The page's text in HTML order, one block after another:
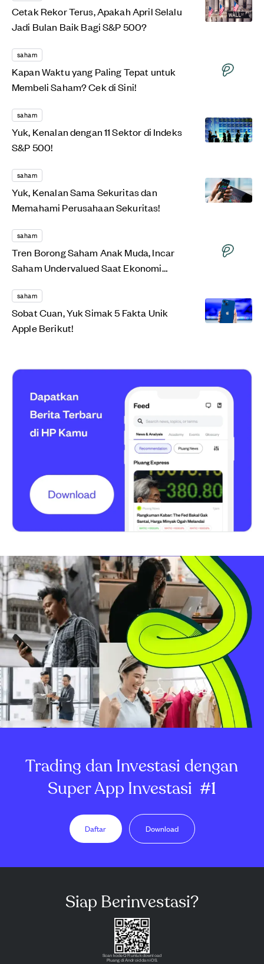
Cetak Rekor Terus, Apakah April Selalu
Jadi Bulan Baik Bagi S&P 500?
saham
Kapan Waktu yang Paling Tepat untuk
Membeli Saham? Cek di Sini!
saham
Yuk, Kenalan dengan 11 Sektor di Indeks
S&P 500!
saham
Yuk, Kenalan Sama Sekuritas dan
Memahami Perusahaan Sekuritas!
saham
Tren Borong Saham Anak Muda, Incar
Saham Undervalued Saat Ekonomi
saham
Sobat Cuan, Yuk Simak 5 Fakta Unik
Apple Berikut!
Trading dan Investasi dengan
Super App Investasi #1
Daftar Download
Siap Berinvestasi?
Scan kode QR untuk download
Pluang di Android dan iOS.